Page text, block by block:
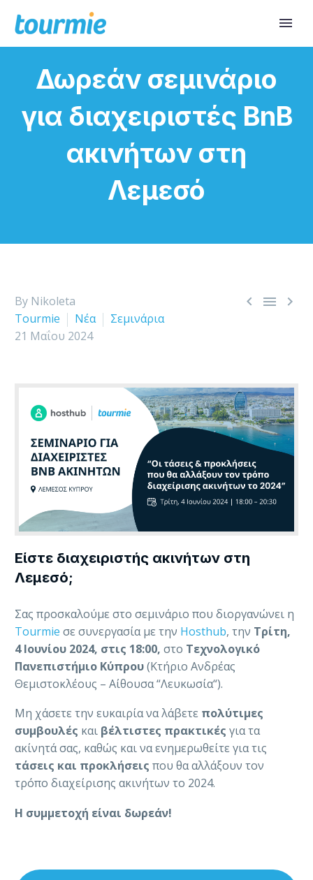
Δωρεάν σεμινάριο
για διαχειριστές BnB
ακινήτων στη
Λεμεσό
  
By Nikoleta
Tourmie
Νέα
Σεμινάρια
21 Μαΐου 2024
Είστε διαχειριστής ακινήτων στη
Λεμεσό;
Σας προσκαλούμε στο σεμινάριο που διοργανώνει η
Tourmie σε συνεργασία με την Hosthub, την Τρίτη,
4 Ιουνίου 2024, στις 18:00, στο Τεχνολογικό
Πανεπιστήμιο Κύπρου(Κτήριο Ανδρέας
Θεμιστοκλέους – Αίθουσα “Λευκωσία“).
Μη χάσετε την ευκαιρία να λάβετε πολύτιμες
συμβουλές και βέλτιστες πρακτικές για τα
ακίνητά σας, καθώς και να ενημερωθείτε για τις
τάσεις και προκλήσεις που θα αλλάξουν τον
τρόπο διαχείρισης ακινήτων το 2024.
Η συμμετοχή είναι δωρεάν!